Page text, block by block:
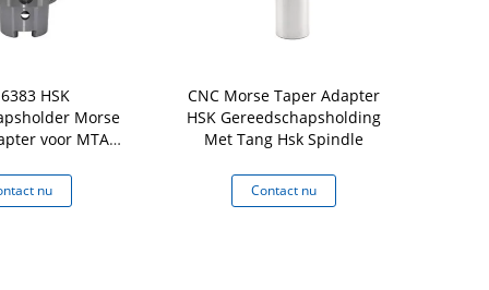
HSK
Morse
voor MTA
nu
CNC Morse Taper Adapter
HSK Gereedschapsholding
Met Tang Hsk Spindle
Contact nu